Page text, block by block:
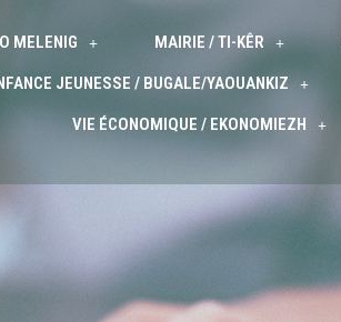
MELENIG MAIRIE / TI-KÊR
JEUNESSE / BUGALE/YAOUANKIZ
VIE ÉCONOMIQUE / EKONOMIEZH